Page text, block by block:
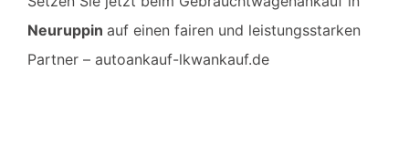
Neuruppin auf einen fairen und leistungsstarken
Partner – autoankauf-lkwankauf.de